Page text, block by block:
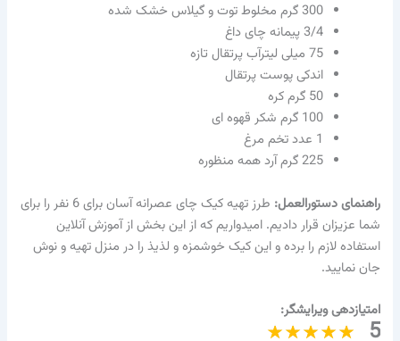
300 گرم مخلوط توت و گیلاس خشک شده
3/4 پیمانه چای داغ
75 میلی لیترآب پرتقال تازه
اندکی پوست پرتقال
50 گرم کره
100 گرم شکر قهوه ای
1 عدد تخم مرغ
225 گرم آرد همه منظوره
راهنمای دستورالعمل:
طرز تهیه کیک چای عصرانه آسان برای 6 نفر را برای
شما عزیزان قرار دادیم. امیدواریم که از این بخش از آموزش آنلاین
استفاده لازم را برده و این کیک خوشمزه و لذیذ را در منزل تهیه و نوش
جان نمایید.
امتیازدهی ویرایشگر:
5